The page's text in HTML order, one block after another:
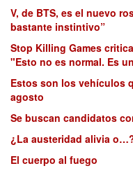
V, de BTS, es el nuevo
bastante instintivo”
Stop Killing Games
"Esto no es normal. Es
Estos son los vehículos
agosto
Se buscan candidatos
¿La austeridad alivia
El cuerpo al fuego